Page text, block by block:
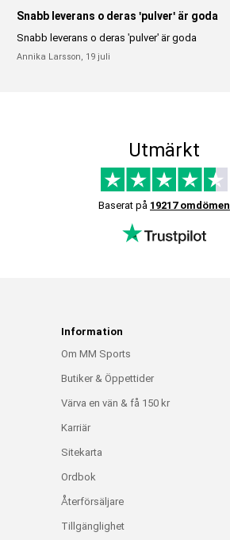
Snabb leverans o deras 'pulver' är goda
Snabb leverans o deras 'pulver' är goda
Annika Larsson, 19 juli
Utmärkt
Baserat på 19217 omdömen
Information
Om MM Sports
Butiker & Öppettider
Värva en vän & få 150 kr
Karriär
Sitekarta
Ordbok
Återförsäljare
Tillgänglighet